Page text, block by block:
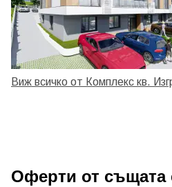
Виж всичко от Комплекс кв.
Оферти от същата